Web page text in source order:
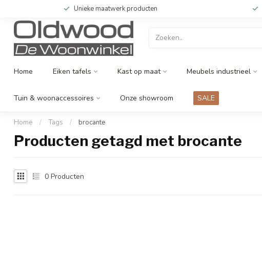
Unieke maatwerk producten
Home Eiken tafels Kast op maat Meubels industrieel
Tuin & woonaccessoires Onze showroom SALE
Home / Tags / brocante
Producten getagd met brocante
0 Producten